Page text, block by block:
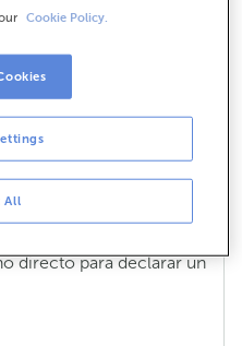
con ABANCA?
y tu seguro está
hacerlo desde el
Selecciona el seguro
directo para declarar un
Cookie Policy.
All